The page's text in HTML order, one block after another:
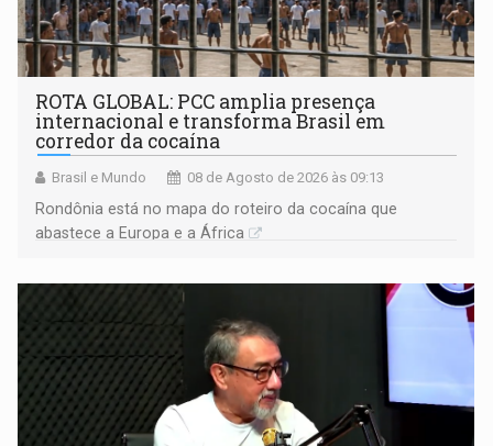
ROTA GLOBAL: PCC amplia presença
internacional e transforma Brasil em
corredor da cocaína
Brasil e Mundo 08 de Agosto de 2026 às 09:13
Rondônia está no mapa do roteiro da cocaína que
abastece a Europa e a África